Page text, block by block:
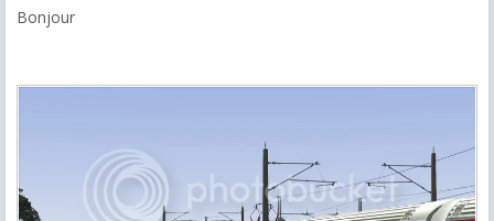
Bonjour